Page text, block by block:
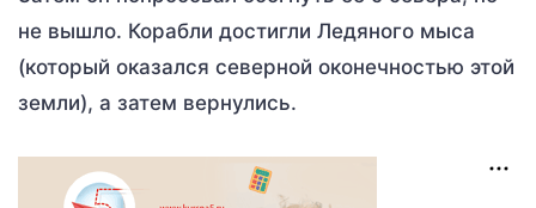
не вышло. Корабли достигли Ледяного мыса
(который оказался северной оконечностью этой
земли), а затем вернулись.